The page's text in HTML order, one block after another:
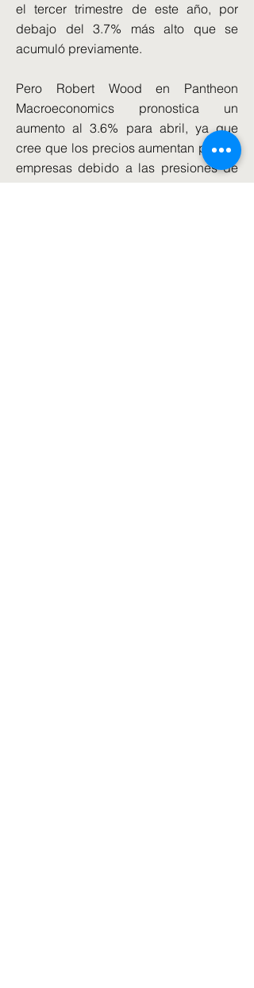
el tercer trimestre de este año, por
debajo del 3.7% más alto que se
acumuló previamente.
Pero Robert Wood en Pantheon
Macroeconomics pronostica un
aumento al 3.6% para abril, ya que
cree que los precios aumentan por las
empresas debido a las presiones de
costos salariales lo habrán empujado